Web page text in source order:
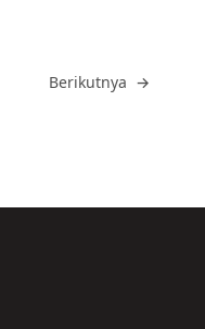
Buka
Berikutnya →